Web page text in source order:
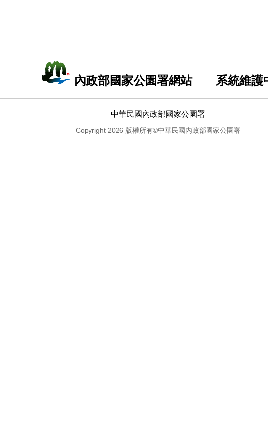
內政部國家公園署網站 系統維護
中華民國內政部國家公園署
Copyright 2026 版權所有©中華民國內政部國家公園署